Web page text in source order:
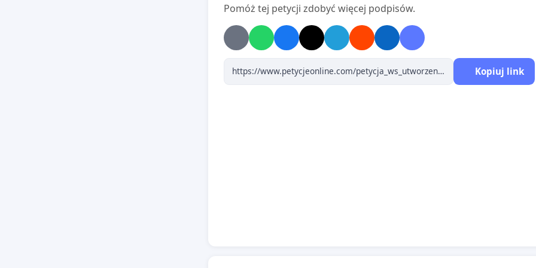
- zasób lokali usługowych w okolicy
Na koniec przedstawiamy kilka cytatów z ankiety.
Zapytaliśmy, czego najbardziej brakuje w okolicy:
Pomóż tej petycji zdobyć więcej podpisów.
Kopiuj link